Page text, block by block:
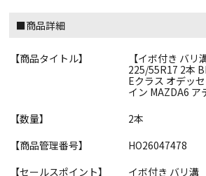
■商品詳細
【商品タイトル】
【イボ付き バ
225/55R17 2本
Eクラス オデッ
イン MAZDA6 ア
【数量】
2本
【商品管理番号】
HO26047478
【セールスポイント】
イボ付き バリ溝